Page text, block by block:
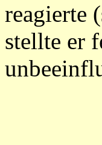
reagierte
stellte er